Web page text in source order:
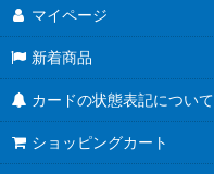
マイページ
新着商品
カードの状態表記について
ショッピングカート